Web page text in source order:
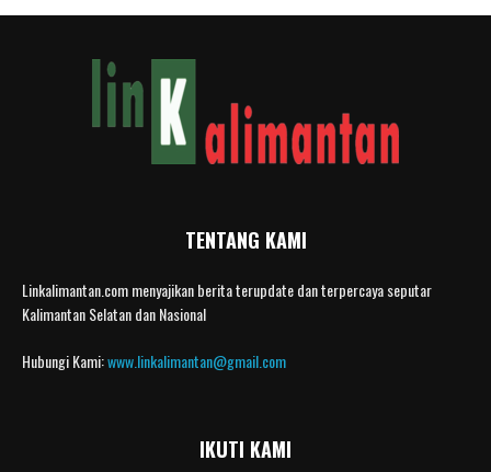
TENTANG KAMI
Linkalimantan.com menyajikan berita terupdate dan terpercaya seputar
Kalimantan Selatan dan Nasional
Hubungi Kami:www.linkalimantan@gmail.com
IKUTI KAMI